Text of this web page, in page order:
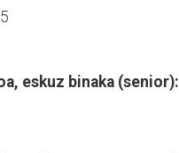
eskuz binaka (senior):